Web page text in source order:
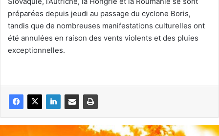
préparées depuis jeudi au passage du cyclone Boris,
tandis que de nombreuses manifestations culturelles ont
été annulées en raison des vents violents et des pluies
exceptionnelles.